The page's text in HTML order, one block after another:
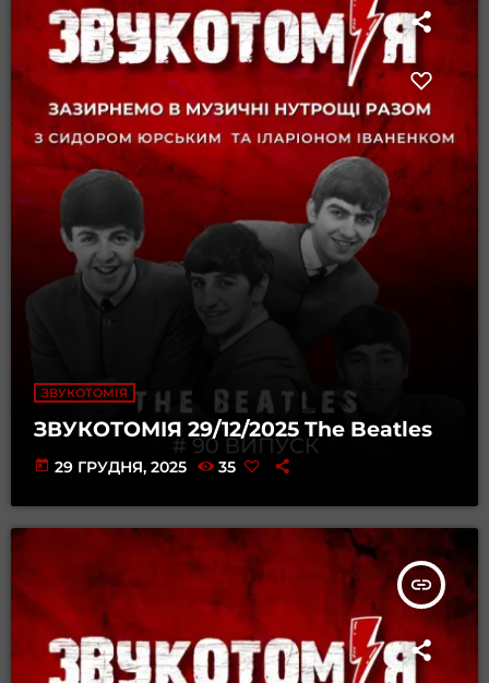
ЗВУКОТОМІЯ
ЗВУКОТОМІЯ 29/12/2025 The Beatles
today 29 ГРУДНЯ, 2025 35
insert_link